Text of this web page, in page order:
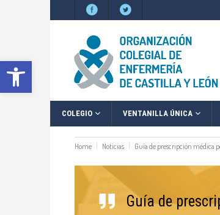
Abrir barra de herramientas
COLEGIO VENTANILLA ÚNICA
Home Noticias Guía de prescripción médica
Guía de